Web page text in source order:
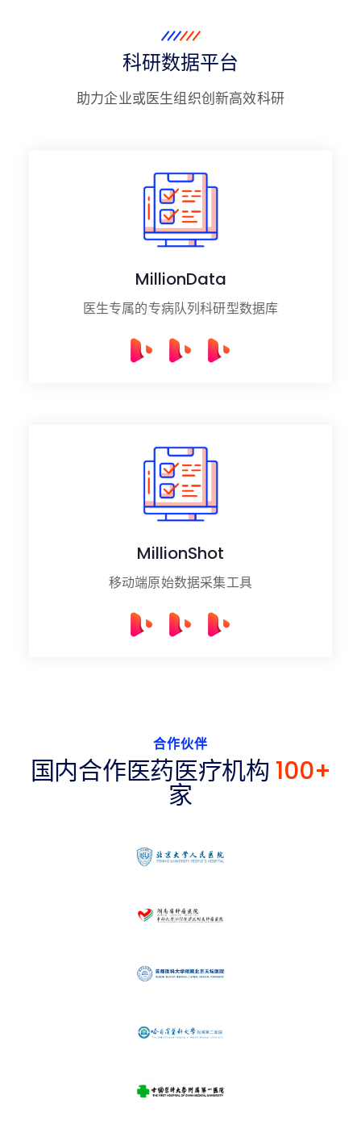
科研数据平台
助力企业或医生组织创新高效科研
MillionData
医生专属的专病队列科研型数据库
MillionShot
移动端原始数据采集工具
合作伙伴
国内合作医药医疗机构 100+
家